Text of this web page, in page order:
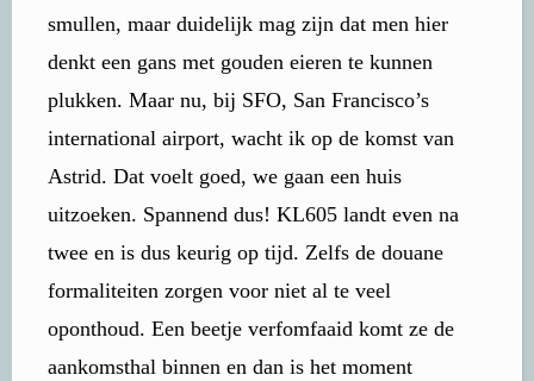
smullen, maar duidelijk mag zijn dat men hier
denkt een gans met gouden eieren te kunnen
plukken. Maar nu, bij SFO, San Francisco’s
international airport, wacht ik op de komst van
Astrid. Dat voelt goed, we gaan een huis
uitzoeken. Spannend dus! KL605 landt even na
twee en is dus keurig op tijd. Zelfs de douane
formaliteiten zorgen voor niet al te veel
oponthoud. Een beetje verfomfaaid komt ze de
aankomsthal binnen en dan is het moment